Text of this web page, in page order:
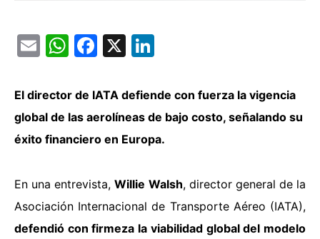
EmailWhatsApp
Facebook
X
El director de IATA defiende con fuerza la vigencia
global de las aerolíneas de bajo costo, señalando su
éxito financiero en Europa.
En una entrevista,Willie Walsh, director general de la
Asociación Internacional de Transporte Aéreo (IATA),
defendió con firmeza la viabilidad global del modelo